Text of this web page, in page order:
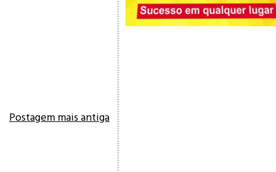
Postagem mais antiga